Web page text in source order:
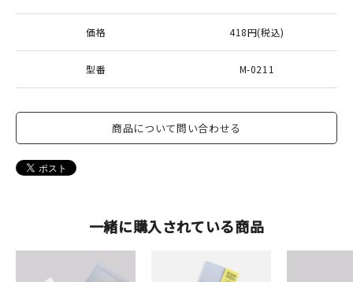
価格 418円(税込)
型番 M-0211
商品について問い合わせる
一緒に購入されている商品